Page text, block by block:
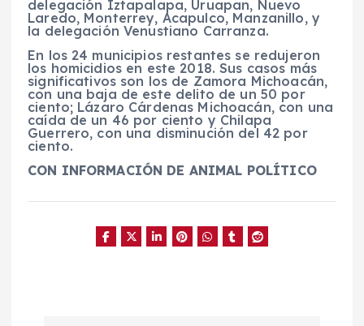
delegación Iztapalapa, Uruapan, Nuevo
Laredo, Monterrey, Acapulco, Manzanillo, y
la delegación Venustiano Carranza.
En los 24 municipios restantes se redujeron
los homicidios en este 2018. Sus casos más
significativos son los de Zamora Michoacán,
con una baja de este delito de un 50 por
ciento; Lázaro Cárdenas Michoacán, con una
caída de un 46 por ciento y Chilapa
Guerrero, con una disminución del 42 por
ciento.
CON INFORMACIÓN DE ANIMAL POLÍTICO